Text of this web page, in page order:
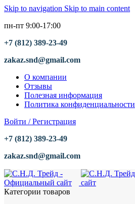
Skip to navigation Skip to main content
пн-пт 9:00-17:00
+7 (812) 389-23-49
zakaz.snd@gmail.com
О компании
Отзывы
Полезная информация
Политика конфиденциальности
Войти / Регистрация
+7 (812) 389-23-49
zakaz.snd@gmail.com
Категории товаров